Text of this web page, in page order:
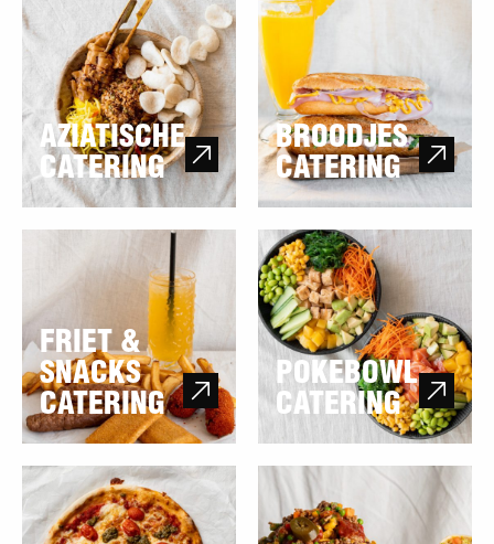
AZIATISCHE
CATERING
Lees meer over Aziatische
catering
BROODJES
CATERING
Lees meer over Broodjes
catering
FRIET &
SNACKS
CATERING
Lees meer over Friet &
Snacks Catering
POKEBOWL
CATERING
Lees meer over Pokebowl
catering
Lees meer over Italiaanse
catering
Lees meer over Mexicaanse
catering